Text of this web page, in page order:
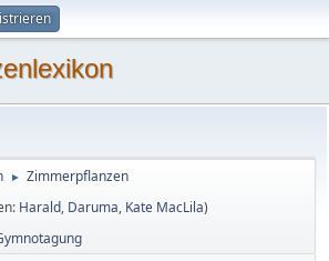
► Zimmerpflanzen
Harald, Daruma, Kate MacLila)